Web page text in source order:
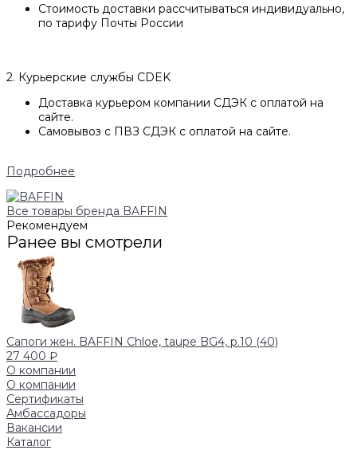
Стоимость доставки рассчитываться индивидуально,
по тарифу Почты России
2. Курьерские службы CDEK
Доставка курьером компании СДЭК с оплатой на
сайте.
Самовывоз с ПВЗ СДЭК с оплатой на сайте.
Подробнее
Все товары бренда BAFFIN
Рекомендуем
Ранее вы смотрели
Сапоги жен. BAFFIN Chloe, taupe BG4, р.10 (40)
27 400 ₽
О компании
О компании
Сертификаты
Амбассадоры
Вакансии
Каталог